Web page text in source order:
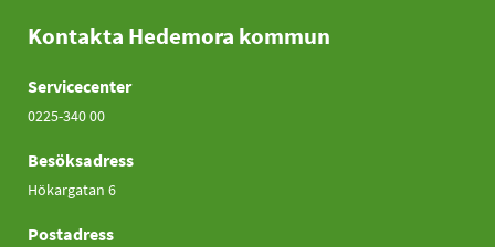
Kontakta Hedemora kommun
Servicecenter
0225-340 00
Besöksadress
Hökargatan 6
Postadress